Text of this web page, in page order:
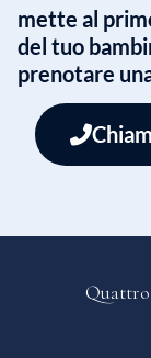
mette al
del tuo
prenotare